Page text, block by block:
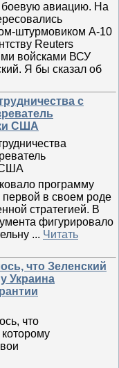
авиацию. На
штурмовиком A-10
Reuters
войсками ВСУ
Я бы сказал об
с
США
программу
в своем роде
стратегией. В
фигурировало
... Читать
что Зеленский
Украина